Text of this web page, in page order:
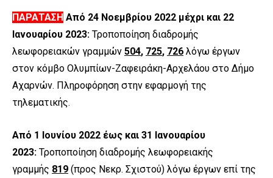
ΠΑΡΑΤΑΣΗ Από 24 Νοεμβρίου 2022 μέχρι και 22
Ιανουαρίου 2023: Τροποποίηση διαδρομής
λεωφορειακών γραμμών 504, 725, 726 λόγω έργων
στον κόμβο Ολυμπίων-Ζαφειράκη-Αρχελάου στο Δήμο
Αχαρνών. Πληροφόρηση στην εφαρμογή της
τηλεματικής.
Από 1 Ιουνίου 2022 έως και 31 Ιανουαρίου
2023: Τροποποίηση διαδρομής λεωφορειακής
γραμμής 819 (προς Νεκρ. Σχιστού) λόγω έργων επί της